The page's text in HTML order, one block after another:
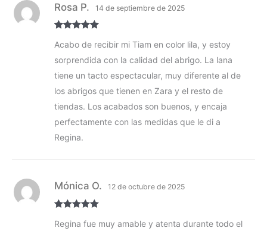
5de 5
Rosa P. 14 de septiembre de 2025
Acabo de recibir mi Tiam en color lila, y estoy
sorprendida con la calidad del abrigo. La lana
tiene un tacto espectacular, muy diferente al de
los abrigos que tienen en Zara y el resto de
tiendas. Los acabados son buenos, y encaja
perfectamente con las medidas que le di a
Regina.
5de 5
Mónica O. 12 de octubre de 2025
Regina fue muy amable y atenta durante todo el